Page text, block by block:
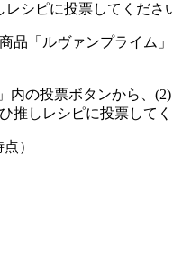
レシピに投票してくださ
品「ルヴァンプライム
内の投票ボタンから、
しレシピに投票して
）